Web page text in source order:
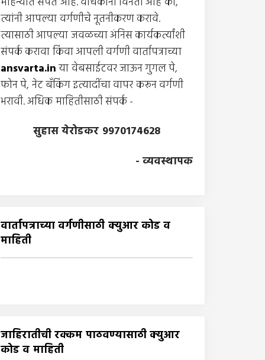
त्यांनी आपल्या वर्गणीचे नूतनीकरण करावे.
त्यासाठी आपल्या जवळच्या अंनिस कार्यकर्त्यांशी
संपर्क करावा किंवा आपली वर्गणी वार्तापत्राच्या
ansvarta.inया वेबसाईटवर जाऊन गुगल पे,
फोन पे, नेट बँकिंग इत्यादींचा वापर करून वर्गणी
भरावी. अधिक माहितीसाठी संपर्क -
सुहास येरोडकर 9970174628
- व्यवस्थापक
वार्तापत्राच्या वर्गणीसाठी क्युआर कोड व
माहिती
जाहिरातीची रक्कम पाठवण्यासाठी क्युआर
कोड व माहिती